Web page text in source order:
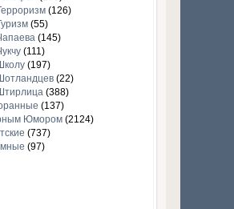
(126)
(55)
(145)
(111)
(197)
(22)
(388)
(137)
Юмором(2124)
(737)
(97)